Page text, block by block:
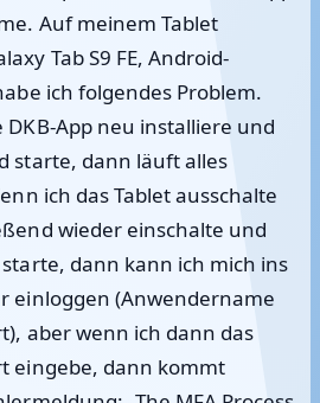
Auf meinem Tablet
Tab S9 FE, Android-
ich folgendes Problem.
DKB-App neu installiere und
starte, dann läuft alles
ich das Tablet ausschalte
wieder einschalte und
starte, dann kann ich mich ins
einloggen (Anwendername
aber wenn ich dann das
eingebe, dann kommt